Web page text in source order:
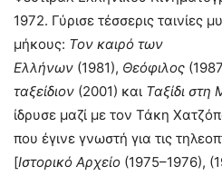
1972. Γύρισε τέσσερις ταινίες
μήκους: Τον καιρό των
Ελλήνων (1981), Θεόφιλος
ταξείδιον (2001) και Ταξίδι στη
ίδρυσε μαζί με τον Τάκη
που έγινε γνωστή για τις
[Ιστορικό Αρχείο (1975–1976),